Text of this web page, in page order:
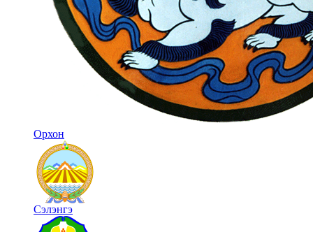
Орхон
Сэлэнгэ